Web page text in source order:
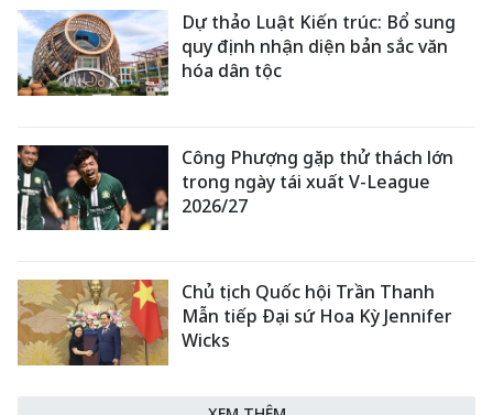
Dự thảo Luật Kiến trúc: Bổ sung
quy định nhận diện bản sắc văn
hóa dân tộc
Công Phượng gặp thử thách lớn
trong ngày tái xuất V-League
2026/27
Chủ tịch Quốc hội Trần Thanh
Mẫn tiếp Đại sứ Hoa Kỳ Jennifer
Wicks